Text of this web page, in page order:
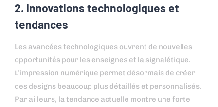
2. Innovations technologiques et
tendances
Les avancées technologiques ouvrent de nouvelles
opportunités pour les enseignes et la signalétique.
L’impression numérique permet désormais de créer
des designs beaucoup plus détaillés et personnalisés.
Par ailleurs, la tendance actuelle montre une forte